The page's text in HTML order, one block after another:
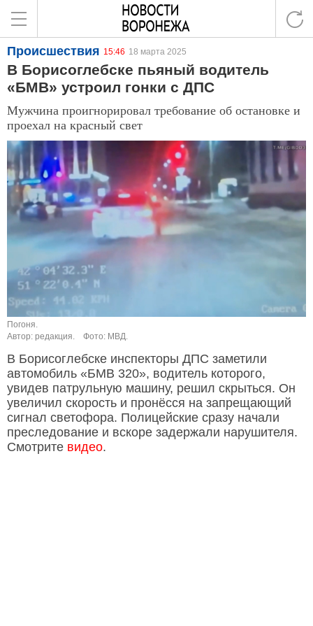
Происшествия 15:46 18 марта 2025
В Борисоглебске пьяный водитель
«БМВ» устроил гонки с ДПС
Мужчина проигнорировал требование об остановке и
проехал на красный свет
Погоня.
Автор: редакция.
Фото: МВД.
В Борисоглебске инспекторы ДПС заметили
автомобиль «БМВ 320», водитель которого,
увидев патрульную машину, решил скрыться. Он
увеличил скорость и пронёсся на запрещающий
сигнал светофора. Полицейские сразу начали
преследование и вскоре задержали нарушителя.
Смотрите видео.